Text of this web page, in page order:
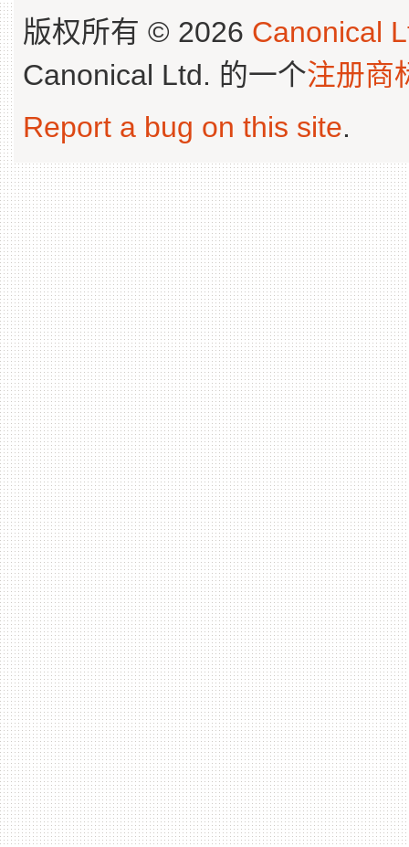
版权所有 © 2026 Canonical
Canonical Ltd. 的一个注册商
Report a bug on this site.